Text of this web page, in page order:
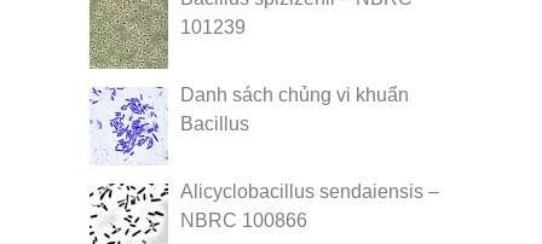
101239
Danh sách chủng vi khuẩn
Bacillus
Alicyclobacillus sendaiensis –
NBRC 100866